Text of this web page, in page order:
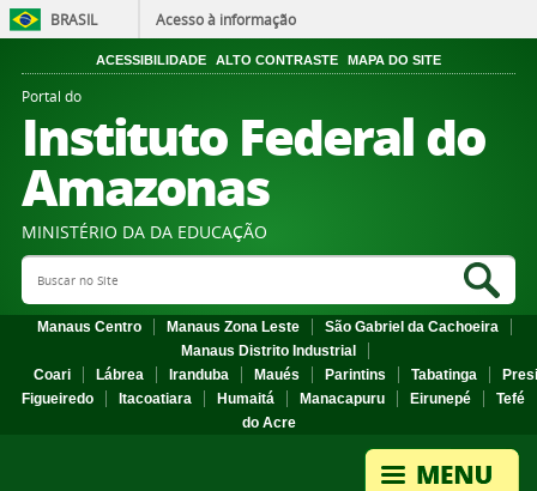
BRASIL Acesso à informação
ACESSIBILIDADE ALTO CONTRASTE MAPA DO SITE
Portal do
Instituto Federal do
Amazonas
MINISTÉRIO DA DA EDUCAÇÃO
Search Site
Manaus Centro Manaus Zona Leste
São Gabriel da Cachoeira
Manaus Distrito Industrial
Coari
Lábrea Iranduba Maués Parintins Tabatinga
Figueiredo
Itacoatiara Humaitá Manacapuru Eirunepé
Tefé
do Acre